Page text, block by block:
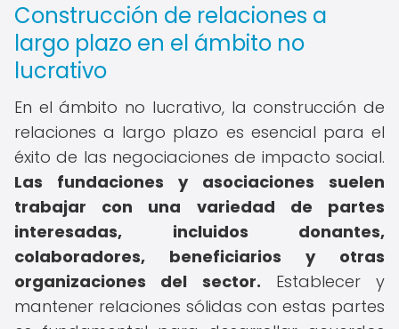
Construcción de relaciones a
largo plazo en el ámbito no
lucrativo
En el ámbito no lucrativo, la construcción de
relaciones a largo plazo es esencial para el
éxito de las negociaciones de impacto social.
Las fundaciones y asociaciones suelen
trabajar con una variedad de partes
interesadas, incluidos donantes,
colaboradores, beneficiarios y otras
organizaciones del sector. Establecer y
mantener relaciones sólidas con estas partes